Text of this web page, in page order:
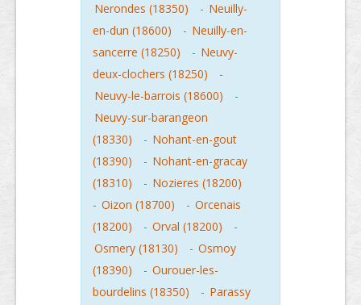
Nerondes (18350)
- Neuilly-
en-dun (18600)
- Neuilly-en-
sancerre (18250)
- Neuvy-
deux-clochers (18250)
-
Neuvy-le-barrois (18600)
-
Neuvy-sur-barangeon
(18330)
- Nohant-en-gout
(18390)
- Nohant-en-gracay
(18310)
- Nozieres (18200)
- Oizon (18700) - Orcenais
(18200)
- Orval (18200)
-
Osmery (18130)
- Osmoy
(18390)
- Ourouer-les-
bourdelins (18350)
- Parassy